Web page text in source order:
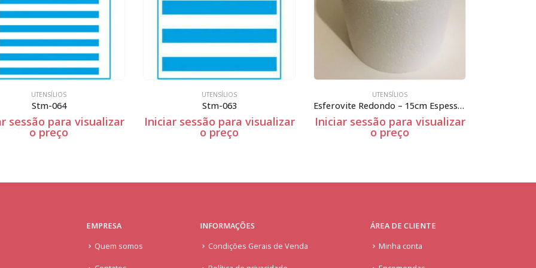
UTENSÍLIOS
Stm-063
sessão para visualizar
o preço
UTENSÍLIOS
Iniciar sessão para visualizar
o preço
UTENSÍLIOS
Caixa cartão branca vários tamanhos
Iniciar sessão para visualizar
o preço
EMPRESA
Quem somos
INFORMAÇÕES
Condições Gerais de Venda
ÁREA DE CLIENTE
Minha conta